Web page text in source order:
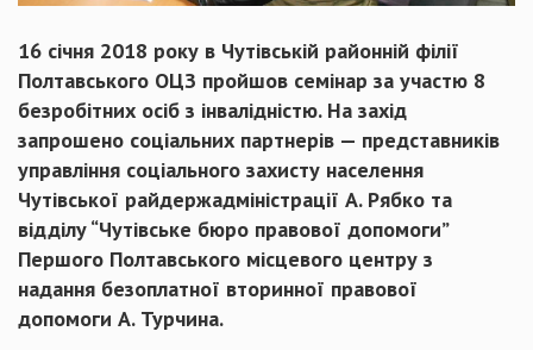
16 січня 2018 року в Чутівській районній філії
Полтавського ОЦЗ пройшов семінар за участю 8
безробітних осіб з інвалідністю. На захід
запрошено соціальних партнерів — представників
управління соціального захисту населення
Чутівської райдержадміністрації А. Рябко та
відділу “Чутівське бюро правової допомоги”
Першого Полтавського місцевого центру з
надання безоплатної вторинної правової
допомоги А. Турчина.